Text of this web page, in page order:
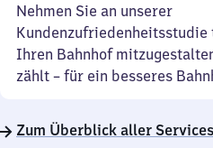
Nehmen Sie an unserer
Kundenzufriedenheitsstudie
Ihren Bahnhof
zählt – für ein besseres
Zum Überblick aller Services